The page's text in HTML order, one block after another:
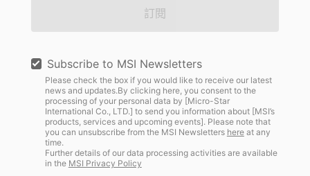
訂閱
Subscribe to MSI Newsletters
Please check the box if you would like to receive our latest
news and updates.By clicking here, you consent to the
processing of your personal data by [Micro-Star
International Co., LTD.] to send you information about [MSI’s
products, services and upcoming events]. Please note that
you can unsubscribe from the MSI Newsletters hereat any
time.
Further details of our data processing activities are available
in the MSI Privacy Policy